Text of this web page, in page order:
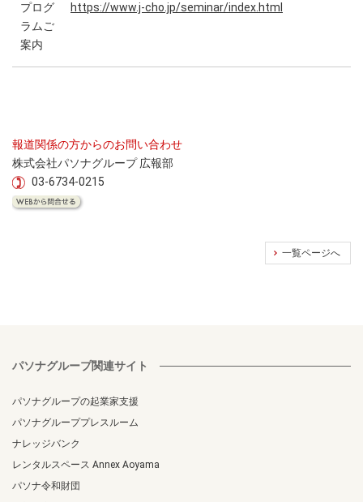
プログ
ラムご
案内
https://www.j-cho.jp/seminar/index.html
報道関係の方からのお問い合わせ
株式会社パソナグループ 広報部
03-6734-0215
一覧ページへ
パソナグループ関連サイト
パソナグループの起業家支援
パソナグループプレスルーム
ナレッジバンク
レンタルスペース Annex Aoyama
パソナ令和財団